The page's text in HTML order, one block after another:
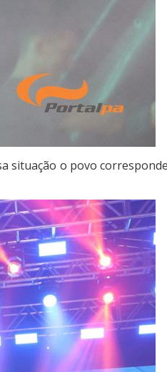
situação o povo